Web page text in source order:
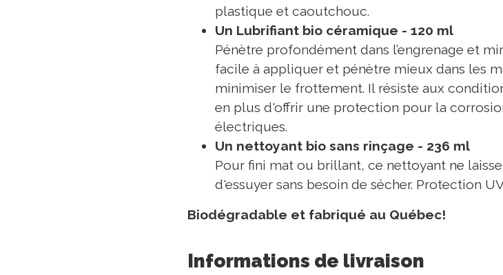
plastique et caoutchouc.
Un Lubrifiant bio céramique - 120 ml
Pénètre profondément dans l’engrenage et
facile à appliquer et pénètre mieux dans les
minimiser le frottement. Il résiste aux
en plus d'offrir une protection pour la
électriques.
Un nettoyant bio sans rinçage - 236 ml
Pour fini mat ou brillant, ce nettoyant ne
d'essuyer sans besoin de sécher. Protection
Biodégradable et fabriqué au Québec!
Informations de livraison